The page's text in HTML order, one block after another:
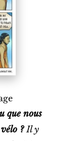
que nous
?Il y